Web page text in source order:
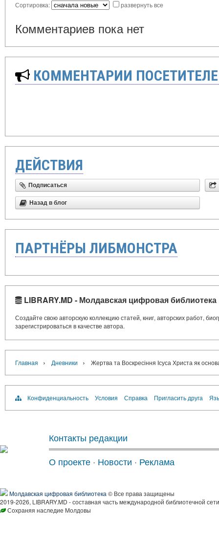
Сортировка: развернуть все
Комментариев пока нет
КОММЕНТАРИИ
ДЕЙСТВИЯ
Подписаться
Назад в блог
ПАРТНЁРЫ ЛИБМОНСТРА
LIBRARY.MD - Молдавская цифровая библиотека
Создайте свою авторскую коллекцию статей, книг, авторских работ,
зарегистрироваться в качестве автора.
Главная › Дневники › Жертва та Воскресіння Ісуса Христа як
Конфиденциальность Условия Справка Пригласить друга
Контакты редакции
О проекте · Новости · Реклама
Молдавская цифровая библиотека © Все права защищены
2019-2026, LIBRARY.MD - составная часть международной библиотечной
Сохраняя наследие Молдовы